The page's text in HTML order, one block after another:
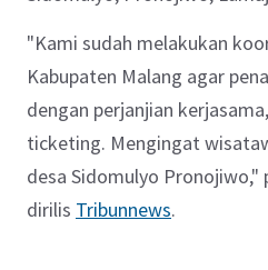
"Kami sudah melakukan
Kabupaten Malang agar
dengan perjanjian
ticketing. Mengingat
desa Sidomulyo Pronojiwo,"
dirilis Tribunnews.